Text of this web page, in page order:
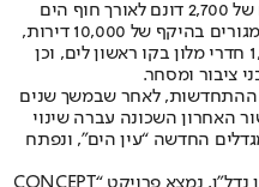
תוכנית רובע הים, המשתרעת על שטח של 2,700 דונם לאורך חוף הים
הצפון-מערבי של העיר, כוללת שכונות מגורים בהיקף של 10,000 דירות,
קומפלקסים לתיירות ונופש עם כ-1,400 חדרי מלון בקו ראשון לים, וכן
ההתחדשות, לאחר שבמשך שנים
האחרון השכונה עברה שינוי
החדשה “עין הים", ונפתח